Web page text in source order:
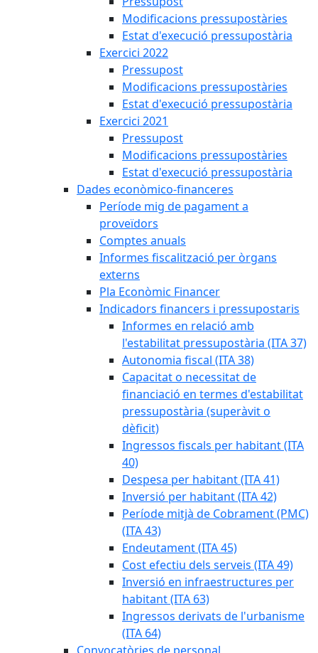
Modificacions pressupostàries
Estat d'execució pressupostària
Exercici 2022
Pressupost
Modificacions pressupostàries
Estat d'execució pressupostària
Exercici 2021
Pressupost
Modificacions pressupostàries
Estat d'execució pressupostària
Dades econòmico-financeres
Període mig de pagament a
proveïdors
Comptes anuals
Informes fiscalització per òrgans
externs
Pla Econòmic Financer
Indicadors financers i pressupostaris
Informes en relació amb
l'estabilitat pressupostària (ITA 37)
Autonomia fiscal (ITA 38)
Capacitat o necessitat de
financiació en termes d'estabilitat
pressupostària (superàvit o
dèficit)
Ingressos fiscals per habitant (ITA
40)
Despesa per habitant (ITA 41)
Inversió per habitant (ITA 42)
Període mitjà de Cobrament (PMC)
(ITA 43)
Endeutament (ITA 45)
Cost efectiu dels serveis (ITA 49)
Inversió en infraestructures per
habitant (ITA 63)
Ingressos derivats de l'urbanisme
(ITA 64)